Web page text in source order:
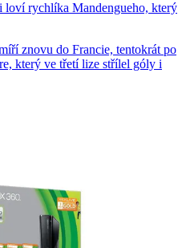
loví rychlíka Mandengueho, který
znovu do Francie, tentokrát po
který ve třetí lize střílel góly i